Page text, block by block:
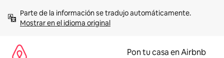
contenidoMostrar en el idioma original
Pon tu casa en Airbnb